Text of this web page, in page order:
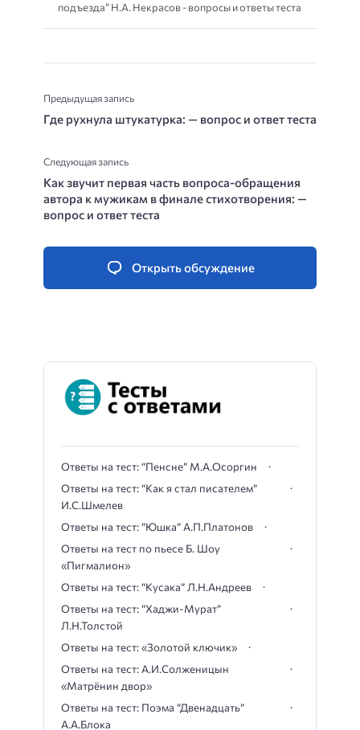
подъезда” Н.А. Некрасов - вопросы и ответы теста
Предыдущая запись
Где рухнула штукатурка: — вопрос и ответ теста
Следующая запись
Как звучит первая часть вопроса-обращения
автора к мужикам в финале стихотворения: —
вопрос и ответ теста
Открыть обсуждение
Ответы на тест: “Пенсне” М.А.Осоргин
Ответы на тест: “Как я стал писателем”
И.С.Шмелев
Ответы на тест: “Юшка” А.П.Платонов
Ответы на тест по пьесе Б. Шоу
«Пигмалион»
Ответы на тест: “Кусака” Л.Н.Андреев
Ответы на тест: “Хаджи-Мурат”
Л.Н.Толстой
Ответы на тест: «Золотой ключик»
Ответы на тест: А.И.Солженицын
«Матрёнин двор»
Ответы на тест: Поэма “Двенадцать”
А.А.Блока